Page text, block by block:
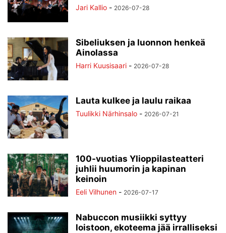
Jari Kallio - 2026-07-28
Sibeliuksen ja luonnon henkeä
Ainolassa
Harri Kuusisaari - 2026-07-28
Lauta kulkee ja laulu raikaa
Tuulikki Närhinsalo - 2026-07-21
100-vuotias Ylioppilasteatteri
juhlii huumorin ja kapinan
keinoin
Eeli Vilhunen - 2026-07-17
Nabuccon musiikki syttyy
loistoon, ekoteema jää irralliseksi